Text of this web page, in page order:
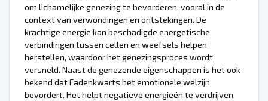
om lichamelijke genezing te bevorderen, vooral in de
context van verwondingen en ontstekingen. De
krachtige energie kan beschadigde energetische
verbindingen tussen cellen en weefsels helpen
herstellen, waardoor het genezingsproces wordt
versneld. Naast de genezende eigenschappen is het ook
bekend dat Fadenkwarts het emotionele welzijn
bevordert. Het helpt negatieve energieën te verdrijven,